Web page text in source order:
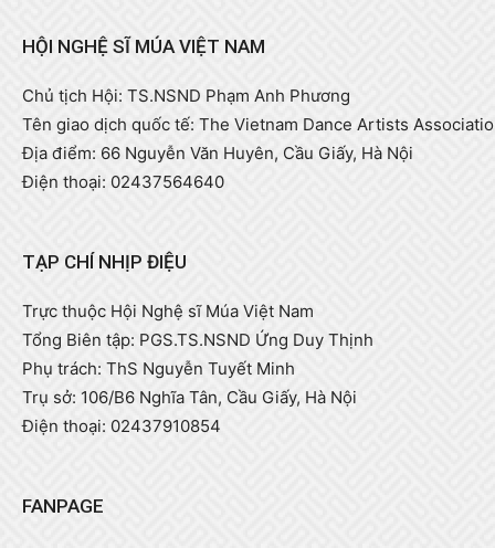
HỘI NGHỆ SĨ MÚA VIỆT NAM
Chủ tịch Hội: TS.NSND Phạm Anh Phương
Tên giao dịch quốc tế: The Vietnam Dance Artists
Địa điểm: 66 Nguyễn Văn Huyên, Cầu Giấy, Hà Nội
Điện thoại: 02437564640
TẠP CHÍ NHỊP ĐIỆU
Trực thuộc Hội Nghệ sĩ Múa Việt Nam
Tổng Biên tập: PGS.TS.NSND Ứng Duy Thịnh
Phụ trách: ThS Nguyễn Tuyết Minh
Trụ sở: 106/B6 Nghĩa Tân, Cầu Giấy, Hà Nội
Điện thoại: 02437910854
FANPAGE